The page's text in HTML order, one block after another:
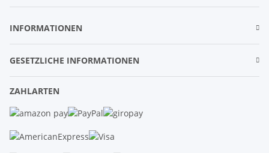
INFORMATIONEN
GESETZLICHE INFORMATIONEN
ZAHLARTEN